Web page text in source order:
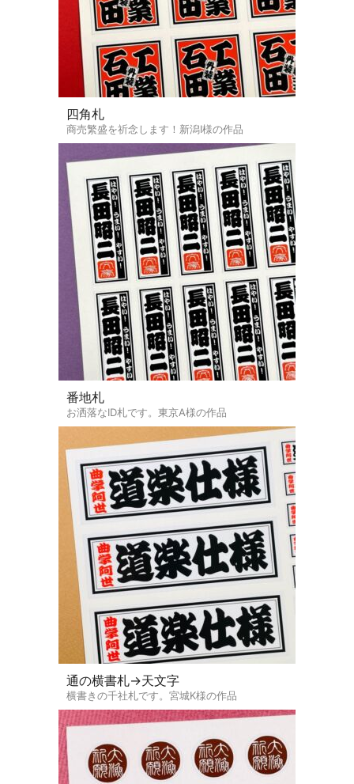
四角札
商売繁盛を祈念します！新潟I様の作品
番地札
お洒落なID札です。東京A様の作品
通の横書札→天文字
横書きの千社札です。宮城K様の作品